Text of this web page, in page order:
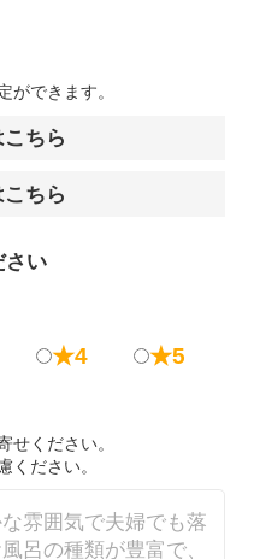
ができます。
ちら
ちら
さい
★4 ★5
せください。
ください。